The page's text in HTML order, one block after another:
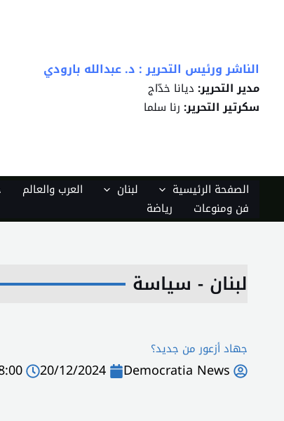
الناشر ورئيس التحرير : د. عبدالله بارودي
مدير التحرير: ديانا خدّاج
سكرتير التحرير: رنا سلما
الصفحة الرئيسية لبنان العرب والعالم
فن ومنوعات
رياضة
لبنان - سياسة
جهاد أزعور من جديد؟
Democratia News
20/12/2024